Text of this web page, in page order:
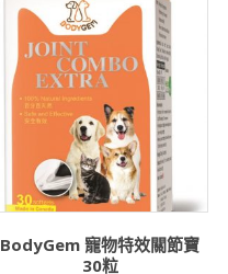
BodyGem 寵物特效關節寶
30粒